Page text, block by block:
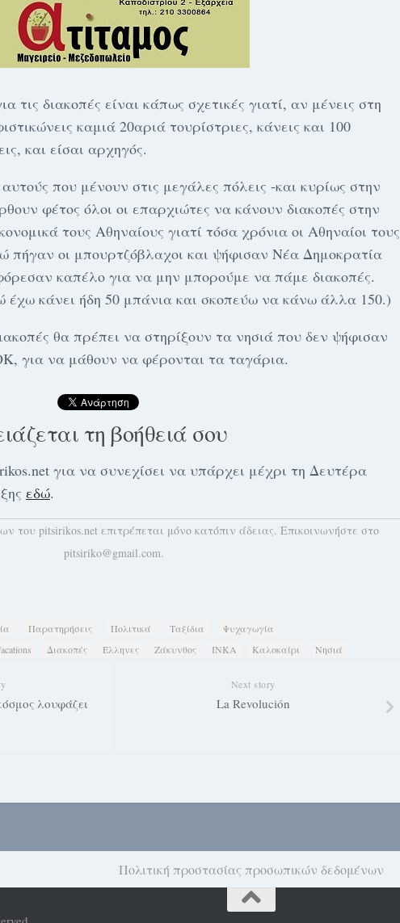
τις διακοπές είναι κάπως σχετικές γιατί, αν μένεις στη
καμιά 20αριά τουρίστριες, κάνεις και 100
και είσαι αρχηγός.
που μένουν στις μεγάλες πόλεις -και κυρίως στην
φέτος όλοι οι επαρχιώτες να κάνουν διακοπές στην
τους Αθηναίους γιατί τόσα χρόνια οι Αθηναίοι τους
πήγαν οι μπουρτζόβλαχοι και ψήφισαν Νέα Δημοκρατία
καπέλο για να μην μπορούμε να πάμε διακοπές.
έχω κάνει ήδη 50 μπάνια και σκοπεύω να κάνω άλλα 150.)
θα πρέπει να στηρίξουν τα νησιά που δεν ψήφισαν
για να μάθουν να φέρονται τα ταγάρια.
τη βοήθειά σου
για να συνεχίσει να υπάρχει μέχρι τη Δευτέρα
εδώ.
του pitsirikos.net επιτρέπεται μόνο κατόπιν άδειας. Επικοινωνήστε στο
pitsiriko@gmail.com.
Παρατηρήσεις Πολιτικά Ταξίδια Ψυχαγωγία
Διακοπές Έλληνες Ζάκυνθος ΙΝΚΑ Καλοκαίρι Νησιά
Next story
La Revolución
λουφάζει
Πολιτική προστασίας προσωπικών δεδομένων